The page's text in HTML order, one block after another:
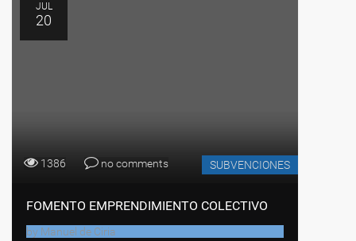
JUL
20
1386 no comments SUBVENCIONES
FOMENTO EMPRENDIMIENTO COLECTIVO
by Manuel de Ciria